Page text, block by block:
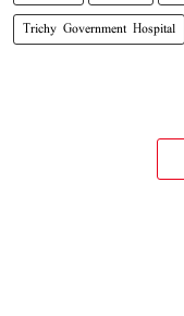
Trichy Government Hospital